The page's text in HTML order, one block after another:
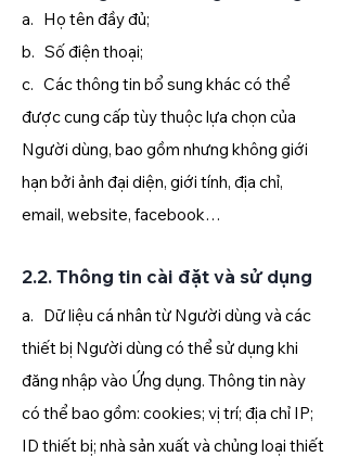
a. Họ tên đầy đủ;
b. Số điện thoại;
c. Các thông tin bổ sung khác có thể
được cung cấp tùy thuộc lựa chọn của
Người dùng, bao gồm nhưng không giới
hạn bởi ảnh đại diện, giới tính, địa chỉ,
email, website, facebook…
2.2. Thông tin cài đặt và sử dụng
a. Dữ liệu cá nhân từ Người dùng và các
thiết bị Người dùng có thể sử dụng khi
đăng nhập vào Ứng dụng. Thông tin này
có thể bao gồm: cookies; vị trí; địa chỉ IP;
ID thiết bị; nhà sản xuất và chủng loại thiết